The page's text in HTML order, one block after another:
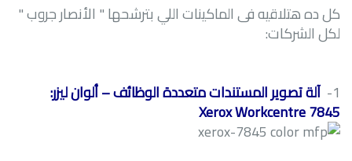
كل ده هتلاقيه فى الماكينات اللي بترشحها " الأنصار جروب "
لكل الشركات:
1- آلة تصوير المستندات متعددة الوظائف – ألوان ليزر:
Xerox Workcentre 7845